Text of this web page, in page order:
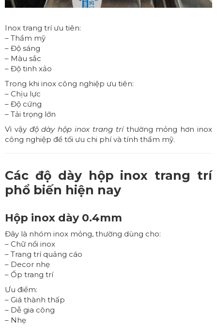
Inox trang trí ưu tiên:
– Thẩm mỹ
– Độ sáng
– Màu sắc
– Độ tinh xảo
Trong khi inox công nghiệp ưu tiên:
– Chịu lực
– Độ cứng
– Tải trọng lớn
Vì vậy độ dày hộp inox trang tríthường mỏng hơn inox
công nghiệp để tối ưu chi phí và tính thẩm mỹ.
Các độ dày hộp inox trang trí
phổ biến hiện nay
Hộp inox dày 0.4mm
Đây là nhóm inox mỏng, thường dùng cho:
– Chữ nổi inox
– Trang trí quảng cáo
– Decor nhẹ
– Ốp trang trí
Ưu điểm:
– Giá thành thấp
– Dễ gia công
– Nhẹ